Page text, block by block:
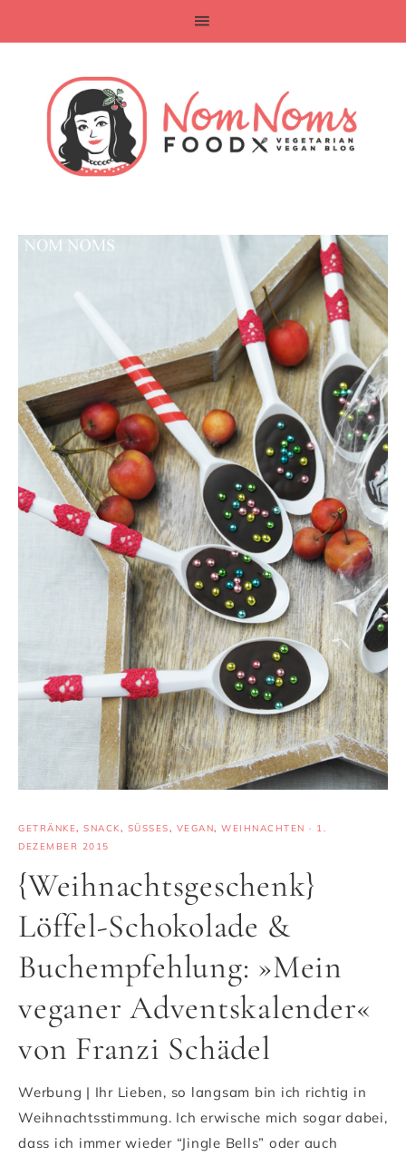
GETRÄNKE, SNACK, SÜSSES , VEGAN, WEIHNACHTEN · 1.
DEZEMBER 2015
{Weihnachtsgeschenk}
Löffel-Schokolade &
Buchempfehlung: »Mein
veganer Adventskalender«
von Franzi Schädel
Werbung | Ihr Lieben, so langsam bin ich richtig in
Weihnachtsstimmung. Ich erwische mich sogar dabei,
dass ich immer wieder “Jingle Bells” oder auch